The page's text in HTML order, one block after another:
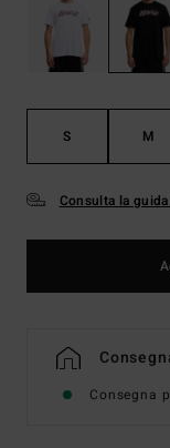
S M
Consulta la
Consegna